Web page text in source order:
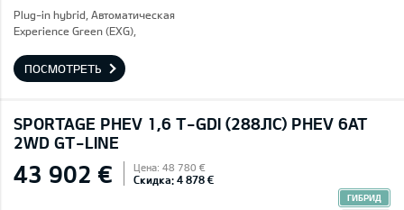
Plug-in hybrid, Автоматическая
Experience Green (EXG),
ПОСМОТРЕТЬ
SPORTAGE PHEV 1,6 T-GDI (288ЛС) PHEV 6AT
2WD GT-LINE
43 902 € Цена: 48 780 €
Скидка: 4 878 €
ГИБРИД